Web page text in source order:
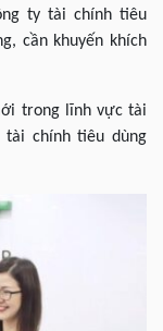
ty tài chính tiêu
cần khuyến khích
trong lĩnh vực tài
tài chính tiêu dùng